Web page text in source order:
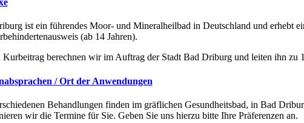
ist ein führendes Moor- und Mineralheilbad in Deutschland und erhebt
(ab 14 Jahren).
Kurbeitrag berechnen wir im Auftrag der Stadt Bad Driburg und leiten ihn zu
/ Ort der Anwendungen
Behandlungen finden im gräflichen Gesundheitsbad, in Bad
wir die Termine für Sie. Geben Sie uns hierzu bitte Ihre Präferenzen an.